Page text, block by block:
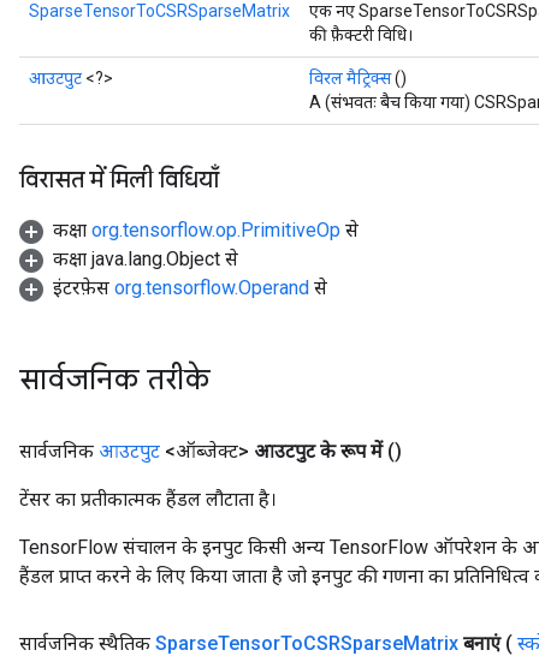
SparseTensorToCSRSparseMatrix
एक नए
की फ़ैक्टरी विधि।
आउटपुट <?> विरल मैट्रिक्स()
A (संभवतः बैच किया गया)
विरासत में मिली विधियाँ
कक्षा org.tensorflow.op.PrimitiveOp से
कक्षा java.lang.Object से
इंटरफ़ेस org.tensorflow.Operand से
सार्वजनिक तरीके
सार्वजनिक आउटपुट <ऑब्जेक्ट> आउटपुट के रूप में ()
टेंसर का प्रतीकात्मक हैंडल लौटाता है।
TensorFlow संचालन के इनपुट किसी अन्य TensorFlow ऑपरेशन के
हैंडल प्राप्त करने के लिए किया जाता है जो इनपुट की गणना का प्रतिनिधित्व
सार्वजनिक स्थैतिक SparseTensorToCSRSparseMatrix बनाएं (